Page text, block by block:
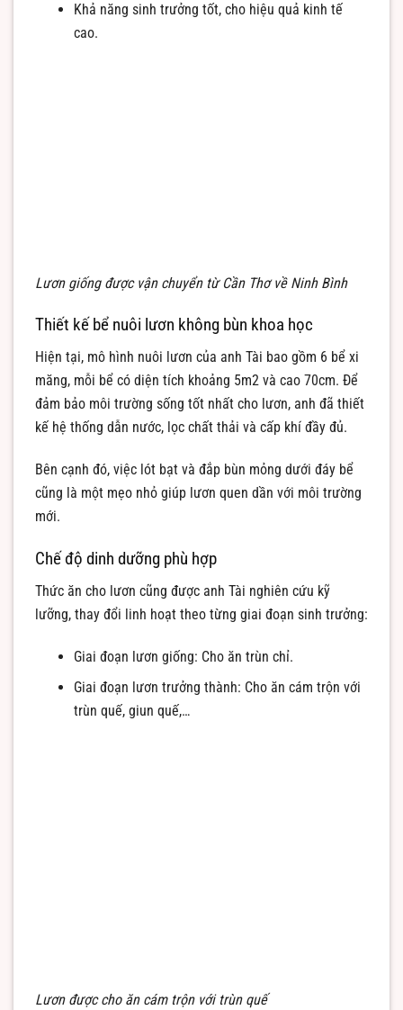
Khả năng sinh trưởng tốt, cho hiệu quả kinh tế
cao.
Lươn giống được vận chuyển từ Cần Thơ về Ninh Bình
Thiết kế bể nuôi lươn không bùn khoa học
Hiện tại, mô hình nuôi lươn của anh Tài bao gồm 6 bể xi
măng, mỗi bể có diện tích khoảng 5m2 và cao 70cm. Để
đảm bảo môi trường sống tốt nhất cho lươn, anh đã thiết
kế hệ thống dẫn nước, lọc chất thải và cấp khí đầy đủ.
Bên cạnh đó, việc lót bạt và đắp bùn mỏng dưới đáy bể
cũng là một mẹo nhỏ giúp lươn quen dần với môi trường
mới.
Chế độ dinh dưỡng phù hợp
Thức ăn cho lươn cũng được anh Tài nghiên cứu kỹ
lưỡng, thay đổi linh hoạt theo từng giai đoạn sinh trưởng:
Giai đoạn lươn giống: Cho ăn trùn chỉ.
Giai đoạn lươn trưởng thành: Cho ăn cám trộn với
trùn quế, giun quế,…
Lươn được cho ăn cám trộn với trùn quế